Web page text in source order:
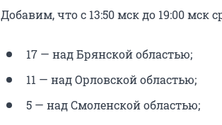
Добавим, что с 13:50 мск до 19:00 мск
17 — над Брянской областью;
11 — над Орловской областью;
5 — над Смоленской областью;